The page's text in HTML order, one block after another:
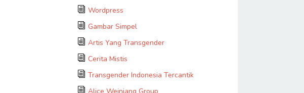
Wordpress
Gambar Simpel
Artis Yang Transgender
Cerita Mistis
Transgender Indonesia Tercantik